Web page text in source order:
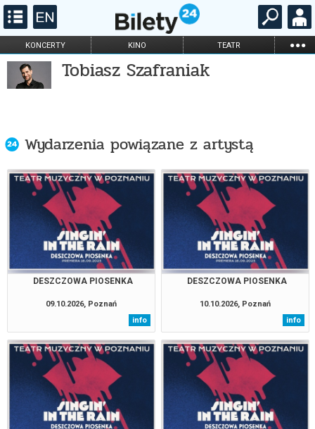
KONCERTY KINO TEATR ...
FILHARMONIA OPERA I BALET
STAND-UP
DLA DZIECI
Tobiasz Szafraniak
Wydarzenia powiązane z artystą
DESZCZOWA PIOSENKA
09.10.2026, Poznań
info
DESZCZOWA PIOSENKA
10.10.2026, Poznań
info